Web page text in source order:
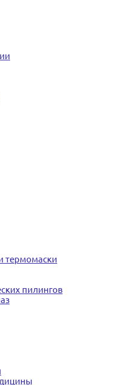
термомаски
пилингов